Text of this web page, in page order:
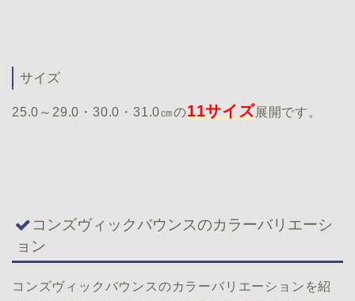
サイズ
25.0～29.0・30.0・31.0㎝の11サイズ展開です。
コンズヴィックバウンスのカラーバリエーシ
ョン
コンズヴィックバウンスのカラーバリエーションを紹